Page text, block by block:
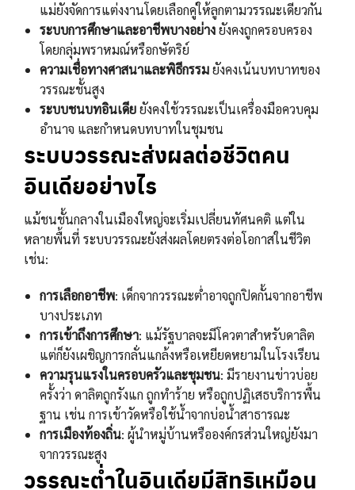
แม่ยังจัดการแต่งงานโดยเลือกคู่ให้ลูกตามวรรณะเดียวกัน
ระบบการศึกษาและอาชีพบางอย่างยังคงถูกครอบครอง
โดยกลุ่มพราหมณ์หรือกษัตริย์
ความเชื่อทางศาสนาและพิธีกรรมยังคงเน้นบทบาทของ
วรรณะชั้นสูง
ระบบชนบทอินเดียยังคงใช้วรรณะเป็นเครื่องมือควบคุม
อำนาจ และกำหนดบทบาทในชุมชน
ระบบวรรณะส่งผลต่อชีวิตคน
อินเดียอย่างไร
แม้ชนชั้นกลางในเมืองใหญ่จะเริ่มเปลี่ยนทัศนคติ แต่ใน
หลายพื้นที่ ระบบวรรณะยังส่งผลโดยตรงต่อโอกาสในชีวิต
เช่น:
การเลือกอาชีพ: เด็กจากวรรณะต่ำอาจถูกปิดกั้นจากอาชีพ
บางประเภท
การเข้าถึงการศึกษา: แม้รัฐบาลจะมีโควตาสำหรับดาลิต
แต่ก็ยังเผชิญการกลั่นแกล้งหรือเหยียดหยามในโรงเรียน
ความรุนแรงในครอบครัวและชุมชน: มีรายงานข่าวบ่อย
ครั้งว่า ดาลิตถูกรังแก ถูกทำร้าย หรือถูกปฏิเสธบริการพื้น
ฐาน เช่น การเข้าวัดหรือใช้น้ำจากบ่อน้ำสาธารณะ
การเมืองท้องถิ่น: ผู้นำหมู่บ้านหรือองค์กรส่วนใหญ่ยังมา
จากวรรณะสูง
วรรณะต่ำในอินเดียมีสิทธิเหมือน